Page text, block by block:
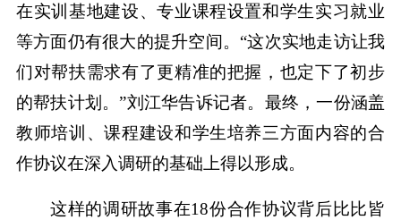
在实训基地建设、专业课程设置和学生实习就业
等方面仍有很大的提升空间。“这次实地走访让我
们对帮扶需求有了更精准的把握，也定下了初步
的帮扶计划。”刘江华告诉记者。最终，一份涵盖
教师培训、课程建设和学生培养三方面内容的合
作协议在深入调研的基础上得以形成。
这样的调研故事在18份合作协议背后比比皆